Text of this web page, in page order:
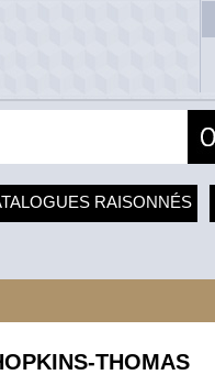
RAISONNÉS
THOMAS